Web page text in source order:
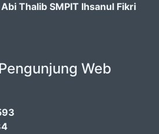
Thalib SMPIT Ihsanul Fikri
Web